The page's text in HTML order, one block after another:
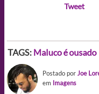
Tweet
TAGS: Maluco é ousado
Postado porJoe
em Imagens